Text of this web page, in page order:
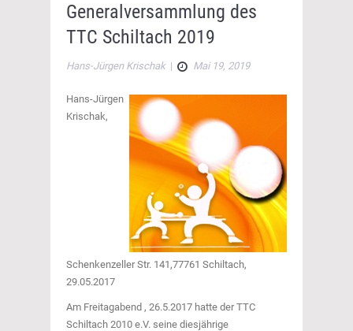
Generalversammlung des
TTC Schiltach 2019
Hans-Jürgen Krischak| Mai 19, 2019
Hans-Jürgen
Krischak,
Schenkenzeller Str. 141,77761 Schiltach,
29.05.2017
Am Freitagabend , 26.5.2017 hatte der TTC
Schiltach 2010 e.V. seine diesjährige